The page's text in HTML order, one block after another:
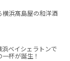
横浜髙島屋の和洋酒
浜ベイシェラトンで
杯が誕生！